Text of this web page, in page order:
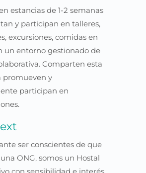
estancias de 1-2 semanas
y participan en talleres,
excursiones, comidas en
un entorno gestionado de
Comparten esta
promueven y
participan en
ser conscientes de que
ONG, somos un Hostal